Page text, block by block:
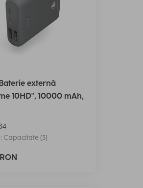
externă
10HD", 10000 mAh,
Capacitate (3)